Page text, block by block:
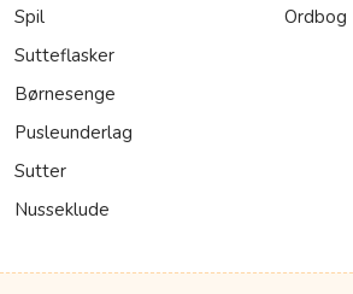
Spil
Sutteflasker
Børnesenge
Pusleunderlag
Sutter
Nusseklude
Ordbog